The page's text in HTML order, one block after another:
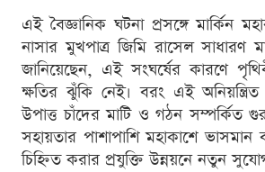
এই বৈজ্ঞানিক ঘটনা প্রসঙ্গে মার্কিন
নাসার মুখপাত্র জিমি রাসেল সাধারণ
জানিয়েছেন, এই সংঘর্ষের কারণে
ক্ষতির ঝুঁকি নেই। বরং এই
উপাত্ত চাঁদের মাটি ও গঠন সম্পর্কিত
সহায়তার পাশাপাশি মহাকাশে
চিহ্নিত করার প্রযুক্তি উন্নয়নে নতুন